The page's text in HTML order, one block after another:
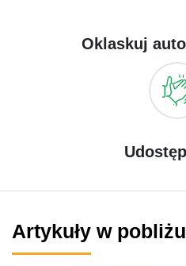
Oklaskuj
Artykuły w pobliżu